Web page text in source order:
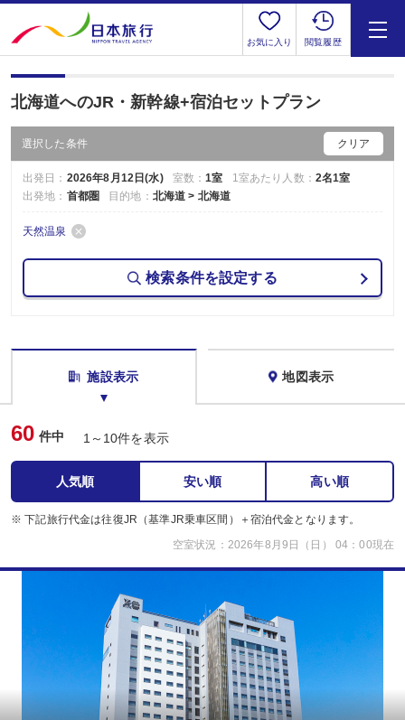
お気に入り 閲覧履歴
北海道へのJR・新幹線+宿泊セットプラン
選択した条件 クリア
出発日： 2026年8月12日(水) 室数：1室 1室あたり人数： 2名1室
出発地： 首都圏 目的地： 北海道 > 北海道
天然温泉
検索条件を設定する
施設表示 地図表示
60 件中 1～10件を表示
人気順 安い順 高い順
※ 下記旅行代金は往復JR（基準JR乗車区間）＋宿泊代金となります。
空室状況：2026年8月9日（日） 04：00現在